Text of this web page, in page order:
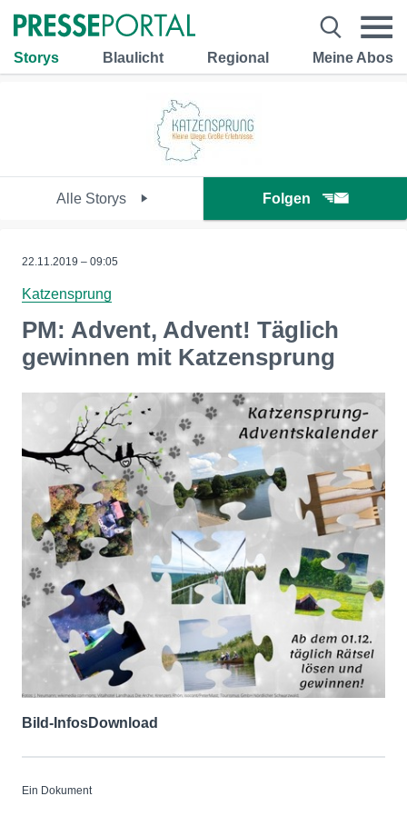
Storys Blaulicht Regional Meine Abos
Alle Storys Folgen
22.11.2019 – 09:05
Katzensprung
PM: Advent, Advent! Täglich
gewinnen mit Katzensprung
Bild-InfosDownload
Ein Dokument